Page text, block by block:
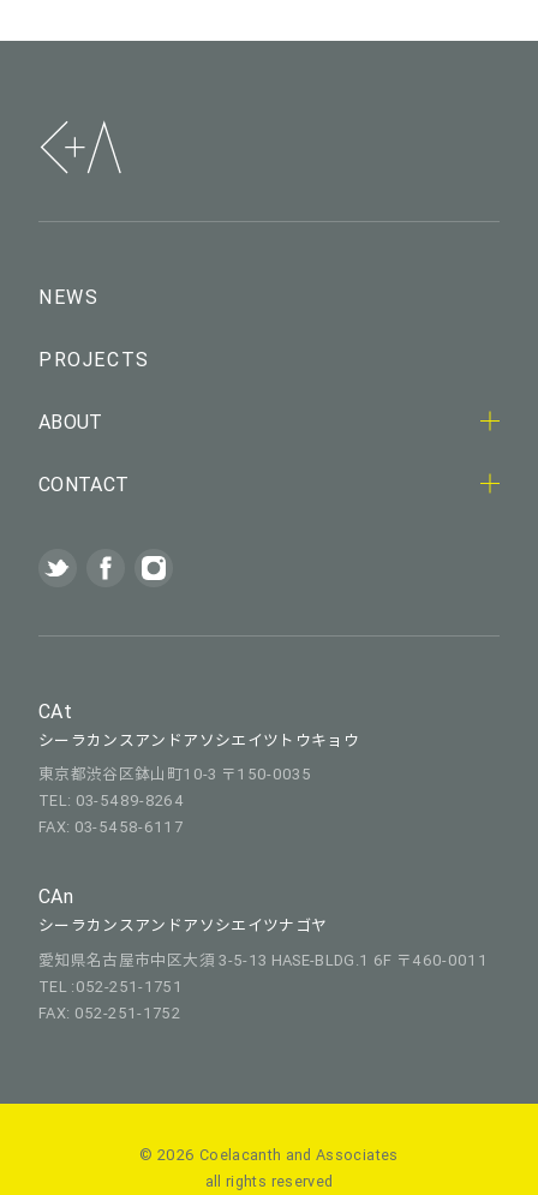
NEWS
PROJECTS
ABOUT
CONTACT
CAt
シーラカンスアンドアソシエイツトウキョウ
東京都渋谷区鉢山町10-3 〒150-0035
TEL: 03-5489-8264
FAX: 03-5458-6117
CAn
シーラカンスアンドアソシエイツナゴヤ
愛知県名古屋市中区大須 3-5-13 HASE-BLDG.1 6F 〒460-0011
TEL :052-251-1751
FAX: 052-251-1752
© 2026 Coelacanth and Associates
all rights reserved